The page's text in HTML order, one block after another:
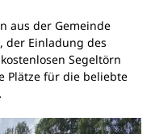
aus der Gemeinde
der Einladung des
Segeltörn
Plätze für die beliebte